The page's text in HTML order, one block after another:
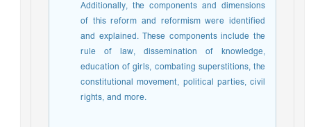
Additionally, the components and dimensions
of this reform and reformism were identified
and explained. These components include the
rule of law, dissemination of knowledge,
education of girls, combating superstitions, the
constitutional movement, political parties, civil
rights, and more.